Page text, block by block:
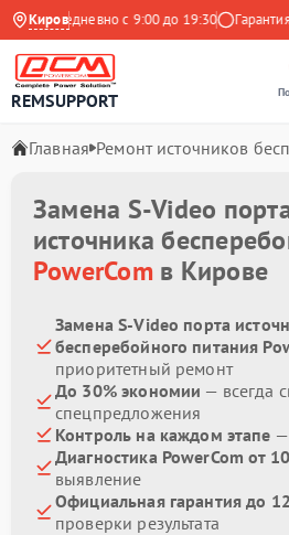
Киров
Ежедневно с 9:00 до 19:30 Гарантия
REMSUPPORT
Главная Ремонт источников
Замена S-Video
источника
PowerComв Кирове
Замена S-Video порта
бесперебойного питания
приоритетный ремонт
До 30% экономии — всегда
спецпредложения
Контроль на каждом этапе
Диагностика PowerCom от
выявление
Официальная гарантия до
проверки результата